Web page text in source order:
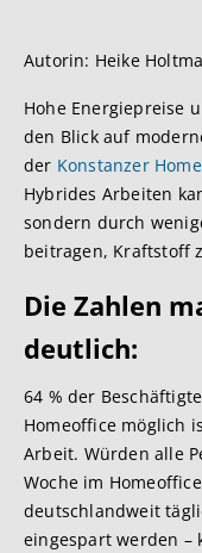
Autorin: Heike
Hohe Energiepreise
den Blick auf
der Konstanzer
Hybrides Arbeiten
sondern durch
beitragen, Kraftstoff
Die Zahlen
deutlich:
64 % der
Homeoffice möglich
Arbeit. Würden alle
Woche im
deutschlandweit
eingespart werden –